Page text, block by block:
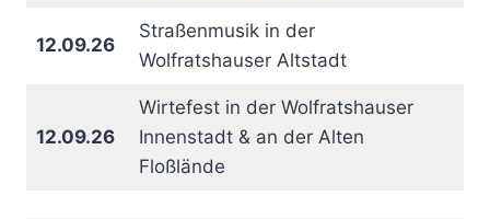
12.09.26
Straßenmusik in der
Wolfratshauser Altstadt
12.09.26
Wirtefest in der Wolfratshauser
Innenstadt & an der Alten
Floßlände